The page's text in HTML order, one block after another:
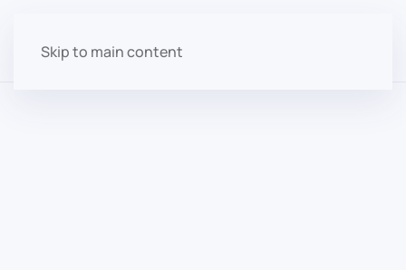
Skip to main content